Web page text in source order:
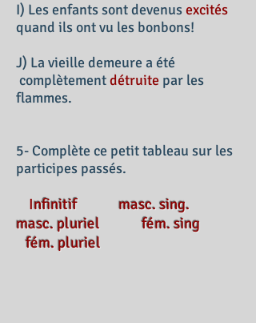
I) Les enfants sont devenusexcités
quand ils ont vu les bonbons!
J) La vieille demeure a été
complètementdétruite par les
flammes.
5- Complète ce petit tableau sur les
participes passés.
Infinitif masc. sing.
masc. pluriel fém. sing
fém. pluriel